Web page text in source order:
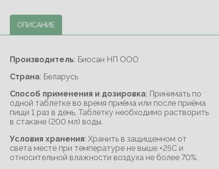
ОПИСАНИЕ
Производитель: Биосан НП ООО
Cтрана: Беларусь
Способ применения и дозировка: Принимать по
одной таблетке во время приёма или после приёма
пищи 1 раз в день. Таблетку необходимо растворить
в стакане (200 мл) воды.
Условия хранения: Хранить в защищенном от
света месте при температуре не выше +25С и
относительной влажности воздуха не более 70%.